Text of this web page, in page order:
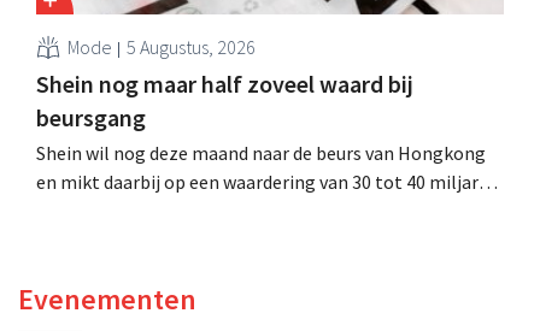
Mode 5 Augustus, 2026
Shein nog maar half zoveel waard bij
beursgang
Shein wil nog deze maand naar de beurs van Hongkong
en mikt daarbij op een waardering van 30 tot 40 miljard
Evenementen